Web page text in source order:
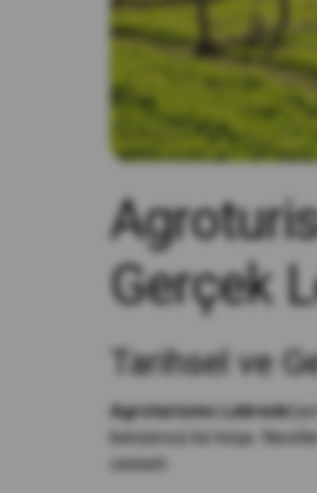
Gerçek
Tarihsel ve
Agroturismo Lebredo
benzersiz bir köşe.
cenneti.